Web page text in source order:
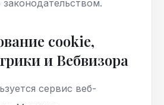
cookie,
и Вебвизора
сервис веб-